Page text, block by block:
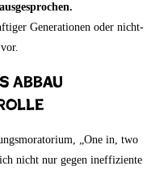
Generationen oder nicht-
Abbau
„One in, two
nicht nur gegen ineffiziente